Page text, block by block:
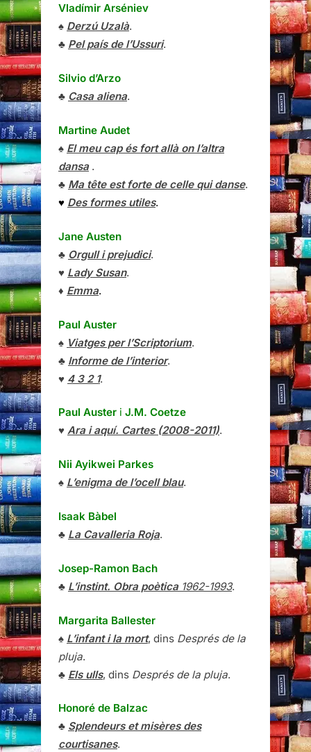
Vladímir Arséniev
♠ Derzú Uzalà.
♣ Pel país de l’Ussuri.
Silvio d’Arzo
♣ Casa aliena.
Martine Audet
♠ El meu cap és fort allà on l’altra
dansa.
♣ Ma tête est forte de celle qui danse.
♥ Des formes utiles.
Jane Austen
♣ Orgull i prejudici.
♥ Lady Susan.
♦ Emma.
Paul Auster
♠ Viatges per l’Scriptorium.
♣ Informe de l’interior.
♥ 4 3 2 1.
Paul Auster i J.M. Coetze
♥ Ara i aquí. Cartes (2008-2011).
Nii Ayikwei Parkes
♠ L’enigma de l’ocell blau.
Isaak Bàbel
♣ La Cavalleria Roja.
Josep-Ramon Bach
♣ L’instint. Obra poètica1962-1993.
Margarita Ballester
♠ L’infant i la mort, dins Després de la
pluja.
♣ Els ulls, dins Després de la pluja.
Honoré de Balzac
♣ Splendeurs et misères des
courtisanes.